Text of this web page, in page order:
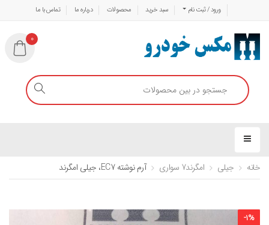
ورود / ثبت نام سبد خرید محصولات درباره ما تماس با ما
0
خانه جیلی امگرند7 سواری آرم نوشته EC7، جیلی امگرند
-1%